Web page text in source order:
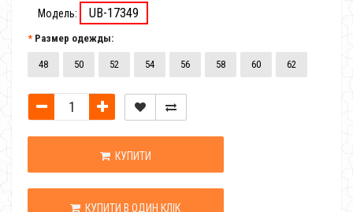
Модель: UB-17349
Размер одежды:
48 50 52 54 56 58 60 62
КУПИТИ
КУПИТИ В ОДИН КЛІК